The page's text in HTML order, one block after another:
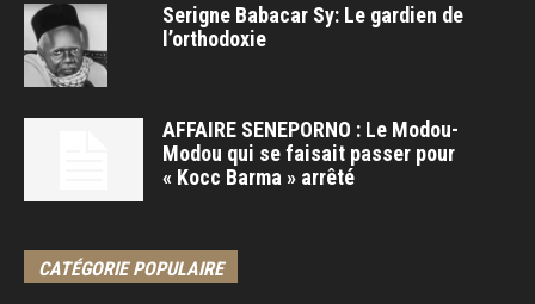
Serigne Babacar Sy: Le gardien de
l’orthodoxie
AFFAIRE SENEPORNO : Le Modou-
Modou qui se faisait passer pour
« Kocc Barma » arrêté
CATÉGORIE POPULAIRE